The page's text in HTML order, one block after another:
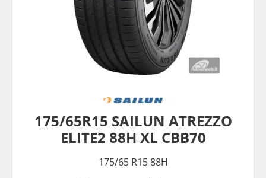
175/65R15 SAILUN ATREZZO
ELITE2 88H XL CBB70
175/65 R15 88H